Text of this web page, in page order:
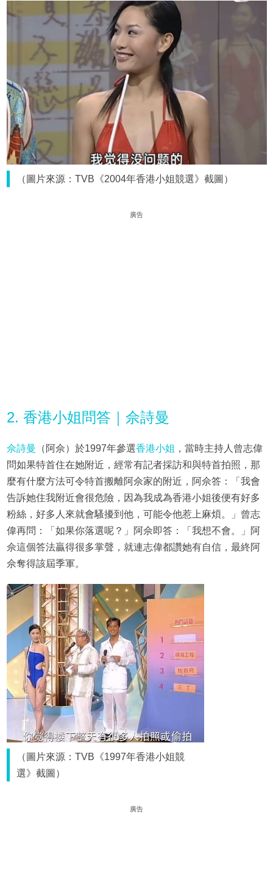
（圖片來源：TVB《2004年香港小姐競選》截圖）
廣告
2. 香港小姐問答｜佘詩曼
佘詩曼 （阿佘）於1997年參選香港小姐 ，當時主持人曾志偉
問如果特首住在她附近，經常有記者採訪和與特首拍照，那
麼有什麼方法可令特首搬離阿佘家的附近，阿佘答：「我會
告訴她住我附近會很危險，因為我成為香港小姐後便有好多
粉絲，好多人來就會騷擾到他，可能令他惹上麻煩。」曾志
偉再問：「如果你落選呢？」阿佘即答：「我想不會。」阿
佘這個答法贏得很多掌聲，就連志偉都讚她有自信，最終阿
佘奪得該屆季軍。
（圖片來源：TVB《1997年香港小姐競
選》截圖）
廣告